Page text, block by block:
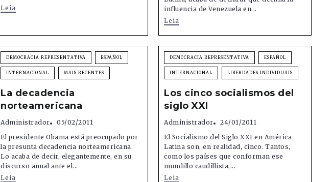
Leia
influencia de Venezuela en...
Leia
DEMOCRACIA REPRESENTATIVA ESPAÑOL
INTERNACIONAL MAIS RECENTES
La decadencia
norteamericana
Administrador
05/02/2011
El presidente Obama está preocupado por
la presunta decadencia norteamericana.
Lo acaba de decir, elegantemente, en su
discurso anual ante el...
Leia
DEMOCRACIA REPRESENTATIVA ESPAÑOL
INTERNACIONAL LIBERDADES INDIVIDUAIS
Los cinco socialismos del
siglo XXI
Administrador
24/01/2011
El Socialismo del Siglo XXI en América
Latina son, en realidad, cinco. Tantos,
como los países que conforman ese
mundillo caudillista,...
Leia